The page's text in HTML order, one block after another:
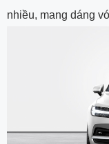
nhiều, mang dáng